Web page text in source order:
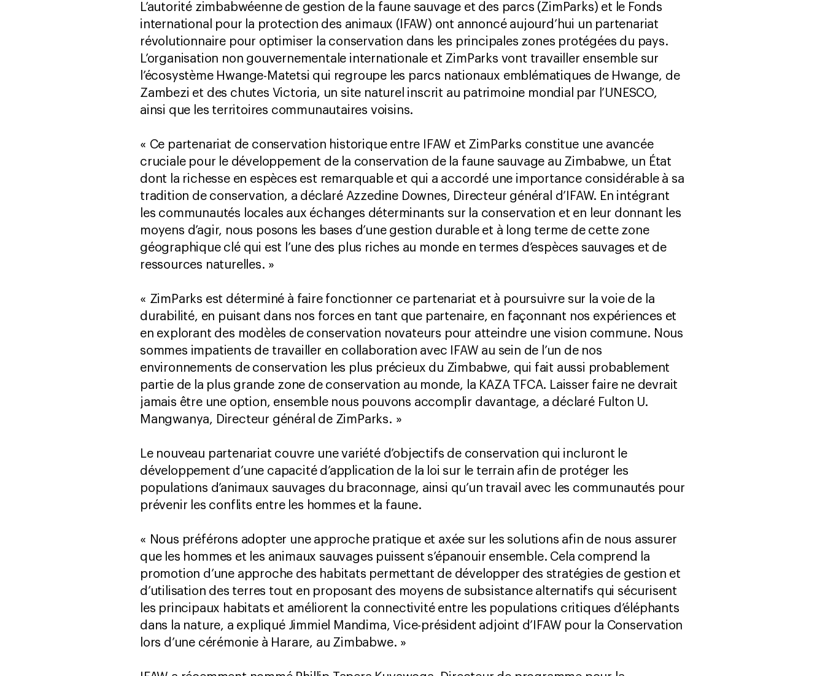
L’autorité zimbabwéenne de gestion de la faune sauvage et des parcs (ZimParks) et le Fonds
international pour la protection des animaux (IFAW) ont annoncé aujourd’hui un partenariat
révolutionnaire pour optimiser la conservation dans les principales zones protégées du pays.
L’organisation non gouvernementale internationale et ZimParks vont travailler ensemble sur
l’écosystème Hwange-Matetsi qui regroupe les parcs nationaux emblématiques de Hwange, de
Zambezi et des chutes Victoria, un site naturel inscrit au patrimoine mondial par l’UNESCO,
ainsi que les territoires communautaires voisins.
« Ce partenariat de conservation historique entre IFAW et ZimParks constitue une avancée
cruciale pour le développement de la conservation de la faune sauvage au Zimbabwe, un État
dont la richesse en espèces est remarquable et qui a accordé une importance considérable à sa
tradition de conservation, a déclaré Azzedine Downes, Directeur général d’IFAW. En intégrant
les communautés locales aux échanges déterminants sur la conservation et en leur donnant les
moyens d’agir, nous posons les bases d’une gestion durable et à long terme de cette zone
géographique clé qui est l’une des plus riches au monde en termes d’espèces sauvages et de
ressources naturelles. »
« ZimParks est déterminé à faire fonctionner ce partenariat et à poursuivre sur la voie de la
durabilité, en puisant dans nos forces en tant que partenaire, en façonnant nos expériences et
en explorant des modèles de conservation novateurs pour atteindre une vision commune. Nous
sommes impatients de travailler en collaboration avec IFAW au sein de l’un de nos
environnements de conservation les plus précieux du Zimbabwe, qui fait aussi probablement
partie de la plus grande zone de conservation au monde, la KAZA TFCA. Laisser faire ne devrait
jamais être une option, ensemble nous pouvons accomplir davantage, a déclaré Fulton U.
Mangwanya, Directeur général de ZimParks. »
Le nouveau partenariat couvre une variété d’objectifs de conservation qui incluront le
développement d’une capacité d’application de la loi sur le terrain afin de protéger les
populations d’animaux sauvages du braconnage, ainsi qu’un travail avec les communautés pour
prévenir les conflits entre les hommes et la faune.
« Nous préférons adopter une approche pratique et axée sur les solutions afin de nous assurer
que les hommes et les animaux sauvages puissent s’épanouir ensemble. Cela comprend la
promotion d’une approche des habitats permettant de développer des stratégies de gestion et
d’utilisation des terres tout en proposant des moyens de subsistance alternatifs qui sécurisent
les principaux habitats et améliorent la connectivité entre les populations critiques d’éléphants
dans la nature, a expliqué Jimmiel Mandima, Vice-président adjoint d’IFAW pour la Conservation
lors d’une cérémonie à Harare, au Zimbabwe. »